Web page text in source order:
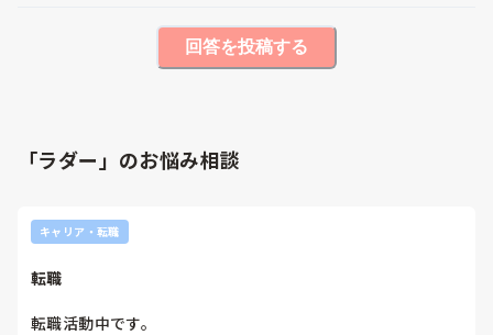
回答を投稿する
「ラダー」のお悩み相談
キャリア・転職
転職
転職活動中です。